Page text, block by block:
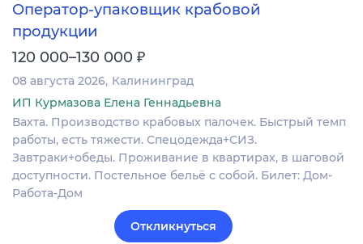
Оператор-упаковщик крабовой
продукции
120 000–130 000 ₽
08 августа 2026 Калининград
ИП Курмазова Елена Геннадьевна
Вахта. Производство крабовых палочек. Быстрый темп
работы, есть тяжести. Спецодежда+СИЗ.
Завтраки+обеды. Проживание в квартирах, в шаговой
доступности. Постельное бельё с собой. Билет: Дом-
Работа-Дом
Откликнуться